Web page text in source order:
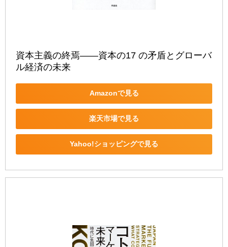
資本主義の終焉――資本の17 の矛盾とグローバ
ル経済の未来
Amazonで見る
楽天市場で見る
Yahoo!ショッピングで見る